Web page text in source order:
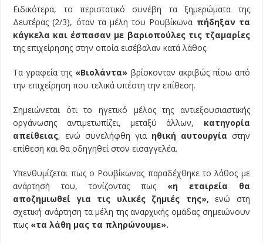
Ειδικότερα, το περιστατικό συνέβη τα ξημερώματα της
Δευτέρας (2/3), όταν τα μέλη του Ρουβίκωνα πήδηξαν τα
κάγκελα και έσπασαν με βαριοπούλες τις τζαμαρίες
της επιχείρησης στην οποία εισέβαλαν κατά λάθος.
Τα γραφεία της «Βιολάντα» βρίσκονταν ακριβώς πίσω από
την επιχείρηση που τελικά υπέστη την επίθεση.
Σημειώνεται ότι το ηγετικό μέλος της αντιεξουσιαστικής
οργάνωσης αντιμετωπίζει, μεταξύ άλλων, κατηγορία
απείθειας, ενώ συνελήφθη για ηθική αυτουργία στην
επίθεση και θα οδηγηθεί στον εισαγγελέα.
Υπενθυμίζεται πως ο Ρουβίκωνας παραδέχθηκε το λάθος με
ανάρτησή του, τονίζοντας πως «η εταιρεία θα
αποζημιωθεί για τις υλικές ζημιές της», ενώ στη
σχετική ανάρτηση τα μέλη της αναρχικής ομάδας σημειώνουν
πως «τα λάθη μας τα πληρώνουμε».